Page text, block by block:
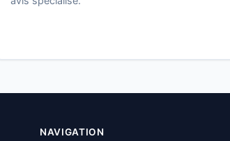
NAVIGATION